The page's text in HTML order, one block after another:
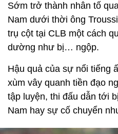
Sớm trở thành nhân tố
Nam dưới thời ông
trụ cột tại CLB một cách
dường như bị… ngộp.
Hậu quả của sự nổi tiếng
xùm vây quanh tiền đạo
tập luyện, thi đấu dẫn tới
Nam hay sự cố chuyển